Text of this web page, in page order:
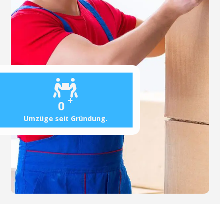
0 +
Umzüge seit Gründung.